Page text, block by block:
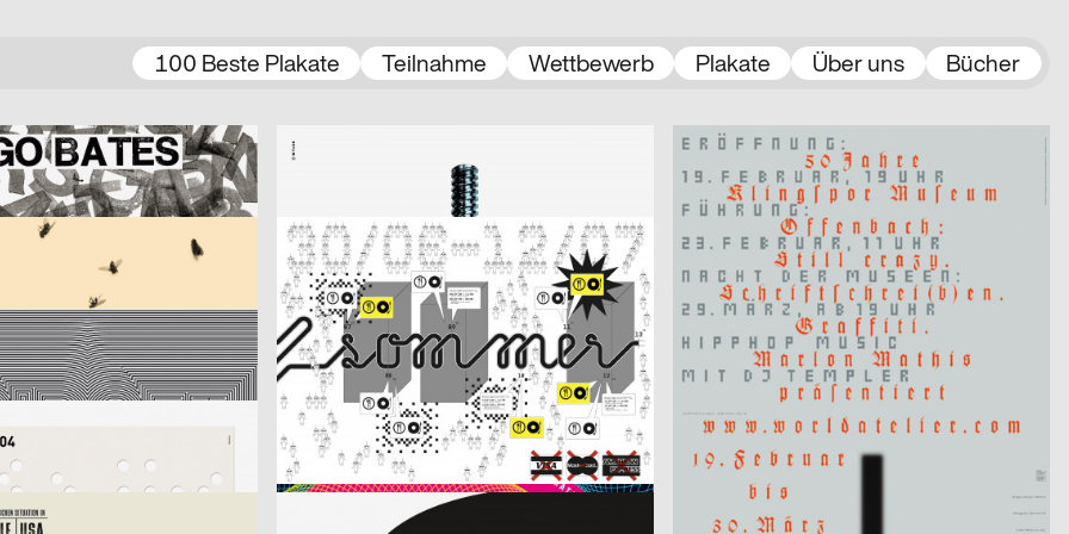
100 Beste Plakate Teilnahme Wettbewerb Plakate Über uns Bücher
CH
2003
Wyler Werbung
Vereinigung für Straßenopfer
Uwe Loesch
Fliegen ist schöner.
Spector D
2003
Illegaler Sommer – Programm 1. und 2. Woche
Factor Design AG
CH
2003
Monster&Bauchweh
2003
Richter
Monster&Bauchweh
Infotag
Sylvester
Bringolf Irion Vögeli CH
2003
Fantoche 03
D
2003
cyan (Daniela Haufe + Detlef Fiedler) cyan (Daniela Haufe + Detlef Fiedler)
2003